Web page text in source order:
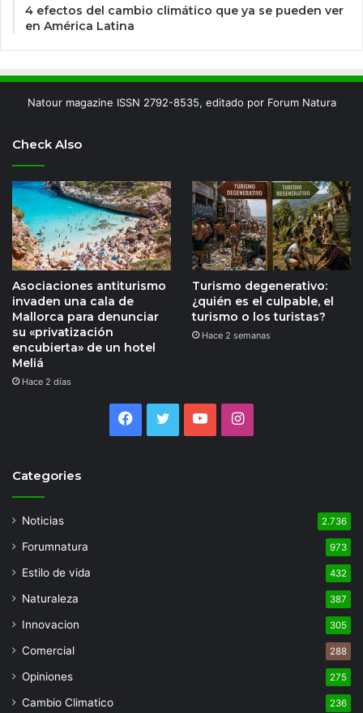
4 efectos del cambio climático que ya se pueden ver
en América Latina
Natour magazine ISSN 2792-8535, editado por Forum Natura
Check Also
Asociaciones antiturismo
invaden una cala de
Mallorca para denunciar
su «privatización
encubierta» de un hotel
Meliá
Hace 2 días
Turismo degenerativo:
¿quién es el culpable, el
turismo o los turistas?
Hace 2 semanas
Facebook
TwitterYouTubeInstagram
Categories
Noticias 2.736
Forumnatura 973
Estilo de vida 432
Naturaleza 387
Innovacion 305
Comercial 288
Opiniones 275
Cambio Climatico 236